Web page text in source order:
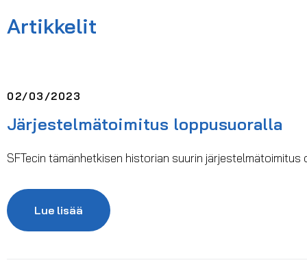
Artikkelit
02/03/2023
Järjestelmätoimitus loppusuoralla
SFTecin tämänhetkisen historian suurin järjestelmätoimitus
Lue lisää